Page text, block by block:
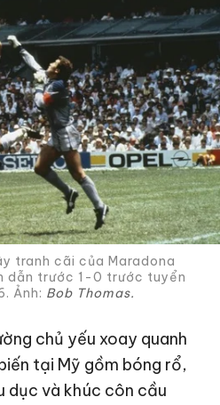
tranh cãi của Maradona
dẫn trước 1-0 trước tuyển
Ảnh: Bob Thomas.
chủ yếu xoay quanh
tại Mỹ gồm bóng rổ,
dục và khúc côn cầu